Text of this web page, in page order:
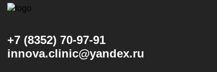
+7 (8352) 70-97-91
innova.clinic@yandex.ru